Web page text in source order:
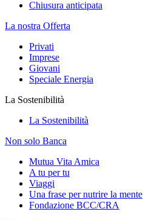
Chiusura anticipata
La nostra Offerta
Privati
Imprese
Giovani
Speciale Energia
La Sostenibilità
La Sostenibilità
Non solo Banca
Mutua Vita Amica
A tu per tu
Viaggi
Una frase per nutrire la mente
Fondazione BCC/CRA